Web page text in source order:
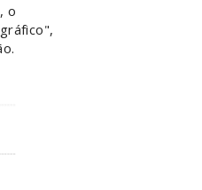
o
.